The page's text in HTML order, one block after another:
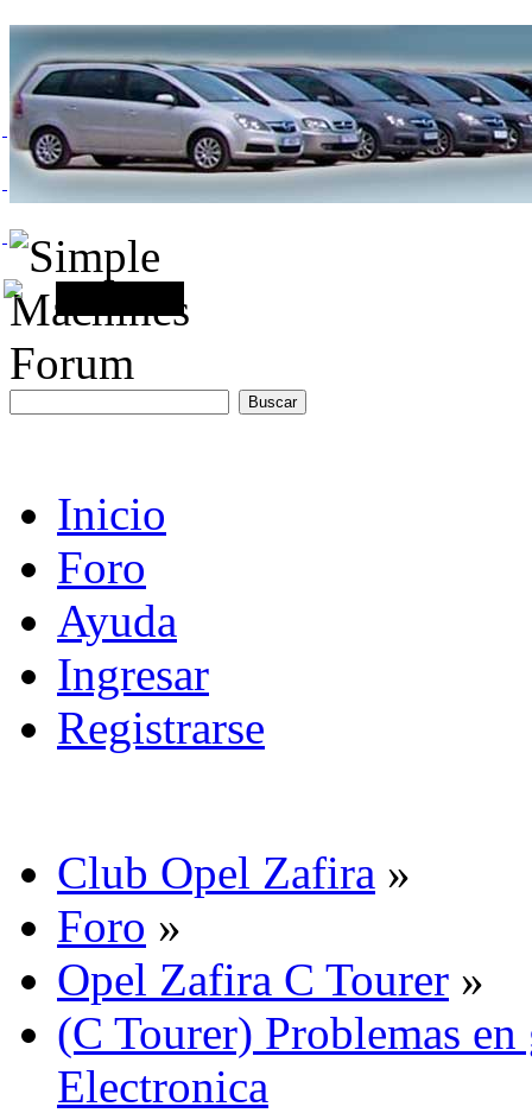
Inicio
Foro
Ayuda
Ingresar
Registrarse
Club Opel Zafira »
Foro »
Opel Zafira C Tourer »
(C Tourer) Problemas
Electronica